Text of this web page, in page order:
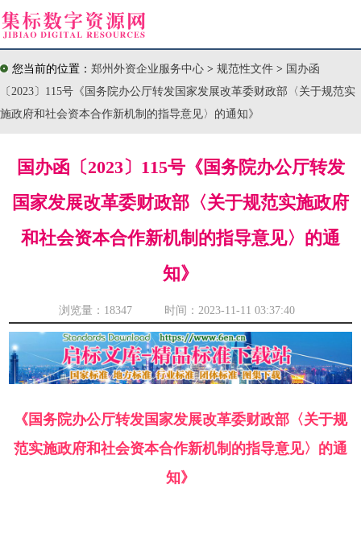
您当前的位置： 郑州外资企业服务中心 > 规范性文件 > 国办函
〔2023〕115号《国务院办公厅转发国家发展改革委财政部〈关于规范实
施政府和社会资本合作新机制的指导意见〉的通知》
国办函〔2023〕115号《国务院办公厅转发
国家发展改革委财政部〈关于规范实施政府
和社会资本合作新机制的指导意见〉的通
知》
浏览量： 18347 时间：2023-11-11 03:37:40
《国务院办公厅转发国家发展改革委财政部〈关于规
范实施政府和社会资本合作新机制的指导意见〉的通
知》